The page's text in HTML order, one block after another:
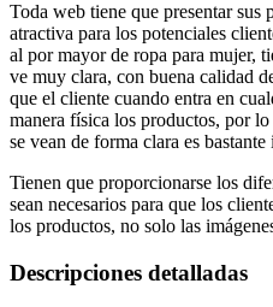
Toda web tiene que presentar sus
atractiva para los potenciales
al por mayor de ropa para mujer,
ve muy clara, con buena calidad
que el cliente cuando entra en
manera física los productos, por
se vean de forma clara es bastante
Tienen que proporcionarse los
sean necesarios para que los
los productos, no solo las
Descripciones detalladas